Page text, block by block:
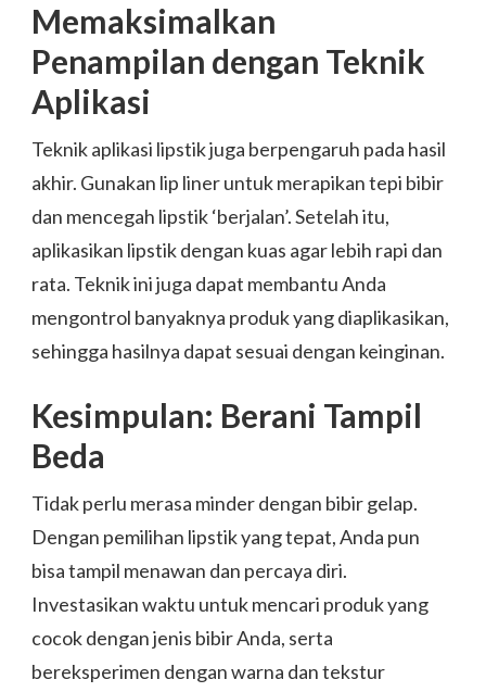
Memaksimalkan
Penampilan dengan Teknik
Aplikasi
Teknik aplikasi lipstik juga berpengaruh pada hasil
akhir. Gunakan lip liner untuk merapikan tepi bibir
dan mencegah lipstik ‘berjalan’. Setelah itu,
aplikasikan lipstik dengan kuas agar lebih rapi dan
rata. Teknik ini juga dapat membantu Anda
mengontrol banyaknya produk yang diaplikasikan,
sehingga hasilnya dapat sesuai dengan keinginan.
Kesimpulan: Berani Tampil
Beda
Tidak perlu merasa minder dengan bibir gelap.
Dengan pemilihan lipstik yang tepat, Anda pun
bisa tampil menawan dan percaya diri.
Investasikan waktu untuk mencari produk yang
cocok dengan jenis bibir Anda, serta
bereksperimen dengan warna dan tekstur